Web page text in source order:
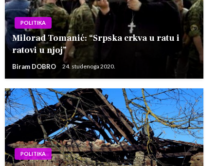
POLITIKA
Milorad Tomanić: “Srpska crkva u ratu i
ratovi u njoj”
Biram DOBRO 24. studenoga 2020.
POLITIKA